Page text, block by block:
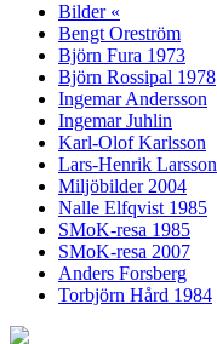
Bilder «
Bengt Oreström
Björn Fura 1973
Björn Rossipal 1978
Ingemar Andersson
Ingemar Juhlin
Karl-Olof Karlsson
Lars-Henrik Larsson
Miljöbilder 2004
Nalle Elfqvist 1985
SMoK-resa 1985
SMoK-resa 2007
Anders Forsberg
Torbjörn Hård 1984